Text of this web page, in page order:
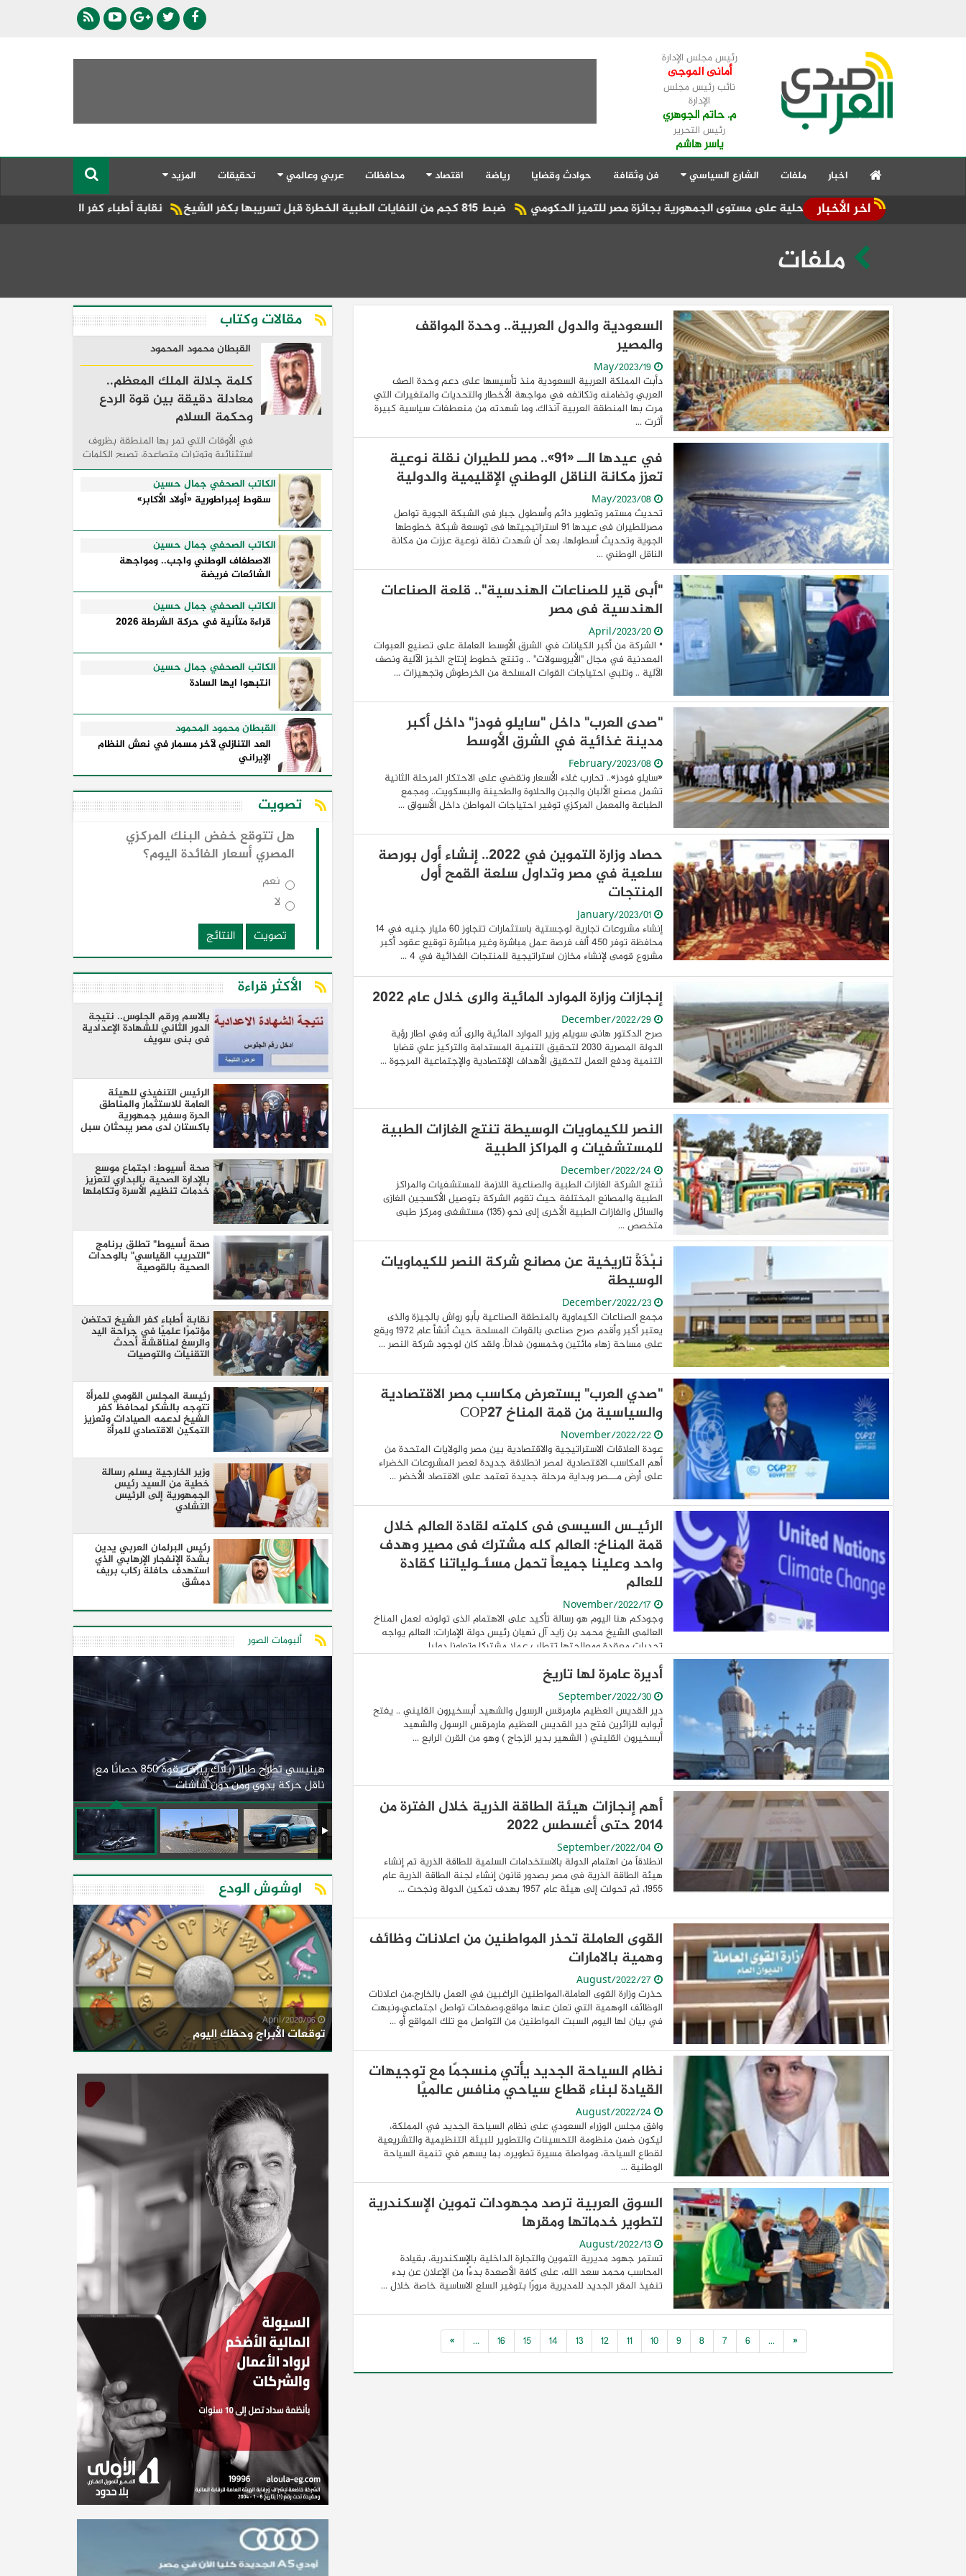
رئيس مجلس الإدارة
أمانى الموجى
نائب رئيس مجلس
الإدارة
م. حاتم الجوهري
رئيس التحرير
ياسر هاشم
اخبار ملفات الشارع السياسي فن وثقافة حوادث وقضايا رياضة اقتصاد محافظات عربي وعالمي تحقيقات المزيد
اخر الأخبار نقابة أطباء كفر الشيخ تحتضن مؤتمرًا علميًا في ضبط 815 كجم من النفايات الطبية الخطرة قبل تسريبها بكفر الشيخ
ملفات
السعودية والدول العربية.. وحدة المواقف
والمصير
دأبت المملكة العربية السعودية منذ تأسيسها على دعم وحدة الصف
العربي وتضامنه وتكاتفه في مواجهة الأخطار والتحديات والمتغيرات التي
مرت بها المنطقة العربية آنذاك، وما شهدته من منعطفات سياسية كبيرة
أثرت ...
في عيدها الــ «91».. مصر للطيران نقلة نوعية
تعزز مكانة الناقل الوطني الإقليمية والدولية
تحديث مستمر وتطوير دائم وأسطول جبار فى الشبكة الجوية تواصل
مصرللطيران فى عيدها 91 استراتيجيتها فى توسعة شبكة خطوطها
الجوية وتحديث أسطولها، بعد أن شهدت نقلة نوعية عززت من مكانة
الناقل الوطني ...
"أبى قير للصناعات الهندسية".. قلعة الصناعات
الهندسية فى مصر
• الشركة من أكبر الكيانات في الشرق الأوسط العاملة على تصنيع العبوات
المعدنية في مجال "الأيروسولات" .. وتنتج خطوط إنتاج الخبز الآلية ونصف
الآلية .. وتلبي احتياجات القوات المسلحة من الخرطوش وتجهيزات ...
"صدى العرب" داخل "سايلو فودز" داخل أكبر
مدينة غذائية في الشرق الأوسط
«سايلو فودز».. تحارب غلاء الأسعار وتقضي على الاحتكار المرحلة الثانية
تشمل مصنع الألبان والجبن والحلاوة والطحينة والبسكويت.. ومجمع
الطباعة والمعمل المركزي توفير احتياجات المواطن داخل الأسواق ...
حصاد وزارة التموين في 2022.. إنشاء أول بورصة
سلعية في مصر وتداول سلعة القمح أول
المنتجات
إنشاء مشروعات تجارية لوجستية باستثمارات تتجاوز 60 مليار جنيه في 14
محافظة توفر 450 ألف فرصة عمل مباشرة وغير مباشرة توقيع عقود أكبر
مشروع قومى لإنشاء مخازن استراتيجية للمنتجات الغذائية في 4 ...
إنجازات وزارة الموارد المائية والرى خلال عام 2022
صرح الدكتور هانى سويلم وزير الموارد المائية والرى أنه وفي اطار رؤية
الدولة المصرية ٢٠٣٠ لتحقيق التنمية المستدامة والتركيز علي قضايا
التنمية ودفع العمل لتحقيق الأهداف الإقتصادية والإجتماعية المرجوة ...
النصر للكيماويات الوسيطة تنتج الغازات الطبية
للمستشفيات و المراكز الطبية
تُنتج الشركة الغازات الطبية والصناعية اللازمة للمستشفيات والمراكز
الطبية والمصانع المختلفة حيث تقوم الشركة بتوصيل الأكسجين الغازى
والسائل والغازات الطبية الأخرى إلى نحو (135) مستشفى ومركز طبى
متخصص ...
نبْذَةً تاريخية عن مصانع شركة النصر للكيماويات
الوسيطة
مجمع الصناعات الكيماوية بالمنطقة الصناعية بأبو رواش بالجيزة والذى
يعتبر أكبر وأقدم صرح صناعى بالقوات المسلحة حيث أُنشأ عام 1972 ويقع
على مساحة زهاء مائتين وخمسون فداناً. ولقد كان لوجود شركة النصر ...
"صدي العرب" يستعرض مكاسب مصر الاقتصادية
والسياسية من قمة المناخ COP27
عودة العلاقات الاستراتيجية والاقتصادية بين مصر والولايات المتحدة من
أهم المكاسب الاقتصادية لمصر انطلاقة جديدة لعصر المشروعات الخضراء
على أرض مـــصر وبداية مرحلة جديدة تعتمد على الاقتصاد الأخضر ...
الرئيـس السيسى فى كلمته لقادة العالم خلال
قمة المناخ: العالم كله مشترك فى مصير وهدف
واحد وعلينا جميعاً تحمل مسئـولياتنا كقادة
للعالم
وجودكم هنا اليوم هو رسالة تأكيد على الاهتمام الذى تولونه لعمل المناخ
العالمى الشيخ محمد بن زايد آل نهيان رئيس دولة الإمارات: العالم يواجه
تحديات معقدة ومعالجتها تتطلب عملا مشتركا وتعاونا دوليا ...
أديرة عامرة لها تاريخ
دير القديس العظيم مارمرقس الرسول والشهيد أبسخيرون القليني .. يفتح
أبوابه للزائرين فتح دير القديس العظيم مارمرقس الرسول والشهيد
أبسخيرون القليني ( الشهير بدير الزجاج ) وهو من القرن الرابع ...
أهم إنجازات هيئة الطاقة الذرية خلال الفترة من
2014 حتى أغسطس 2022
انطلاقاً من اهتمام الدولة بالاستخدامات السلمية للطاقة الذرية تم إنشاء
هيئة الطاقة الذرية فى مصر بصدور قانون إنشاء لجنة الطاقة الذرية عام
1955، ثم تحولت إلى هيئة عام 1957 بهدف تمكين الدولة ونجحت ...
القوى العاملة تحذر المواطنين من اعلانات وظائف
وهمية بالامارات
حذرت وزارة القوى العاملة،المواطنين الراغبين في العمل بالخارج،من اعلانات
الوظائف الوهمية التي تعلن عنها مواقع،وصفحات تواصل اجتماعي،ونبهت
في بيان لها اليوم السبت المواطنين من التواصل مع تلك المواقع أو ...
نظام السياحة الجديد يأتي منسجمًا مع توجيهات
القيادة لبناء قطاع سياحي منافس عالميًا
وافق مجلس الوزراء السعودي على نظام السياحة الجديد في المملكة،
ليكون ضمن منظومة التحسينات والتطوير للبيئة التنظيمية والتشريعية
لقطاع السياحة، ومواصلة مسيرة تطويره، بما يسهم في تنمية السياحة
الوطنية ...
السوق العربية ترصد مجهودات تموين الإسكندرية
لتطوير خدماتها ومقرها
تستمر جهود مديرية التموين والتجارة الداخلية بالإسكندرية، بقيادة
المحاسب محمد سعد الله، على كافة الأصعدة بدءًا من الإعلان عن بدء
تنفيذ المقر الجديد للمديرية مرورًا بتوفير السلع الاساسية خاصة خلال ...
«
...
6
7
8
9
10
11
12
13
14
15
16
...
»
مقالات وكتاب
القبطان محمود المحمود
كلمة جلالة الملك المعظم..
معادلة دقيقة بين قوة الردع
وحكمة السلام
في الأوقات التي تمر بها المنطقة بظروف
استثنائية وتوترات متصاعدة، تصبح الكلمات
السياسية أكثر من مجرد مواقف معلنة؛ فهي
تكشف طريقة تفكير الدول، وكيفية إدارتها
للأزمات، والحدود التي تفصل بين القوة ...
الكاتب الصحفي جمال حسين
سقوط إمبراطورية «أولاد الأكابر»
الكاتب الصحفي جمال حسين
الاصطفاف الوطني واجب.. ومواجهة
الشائعات فريضة
الكاتب الصحفي جمال حسين
قراءة متأنية في حركة الشرطة 2026
الكاتب الصحفي جمال حسين
انتبهوا ايها السادة
القبطان محمود المحمود
العد التنازلي لآخر مسمار في نعش النظام
الإيراني
تصويت
هل تتوقع خفض البنك المركزي
المصري أسعار الفائدة اليوم؟
نعم
لا
تصويت
النتائج
الأكثر قراءة
بالاسم ورقم الجلوس.. نتيجة
الدور الثاني للشهادة الإعدادية
فى بنى سويف
الرئيس التنفيذي للهيئة
العامة للاستثمار والمناطق
الحرة وسفير جمهورية
باكستان لدى مصر يبحثان سبل
تعزيز التعاون الاستثماري بين
البلدين
صحة أسيوط: اجتماع موسع
بالإدارة الصحية بالبداري لتعزيز
خدمات تنظيم الأسرة وتكاملها
صحة أسيوط" تطلق برنامج
"التدريب القياسي" بالوحدات
الصحية بالقوصية
نقابة أطباء كفر الشيخ تحتضن
مؤتمرًا علميًا في جراحة اليد
والرسغ لمناقشة أحدث
التقنيات والتوصيات
رئيسة المجلس القومي للمرأة
تتوجه بالشكر لمحافظ كفر
الشيخ لدعمه الصيادات وتعزيز
التمكين الاقتصادي للمرأة
وزير الخارجية يسلم رسالة
خطية من السيد رئيس
الجمهورية إلى الرئيس
التشادي
رئيس البرلمان العربي يدين
بشدة الإنفجار الإرهابي الذي
استهدف حافلة ركاب بريف
دمشق
ألبومات الصور
هينيسي تطرح طراز (بلاك بيرد) بقوة 850 حصانًا مع
ناقل حركة يدوي ومن دون شاشات
(السوبرجيت)
كيا EV9 GT للباحثين عن متعة قيادة السيارات الكهربائية
العائلية
اوشوش الودع
06/April/2020
توقعات الأبراج وحظك اليوم